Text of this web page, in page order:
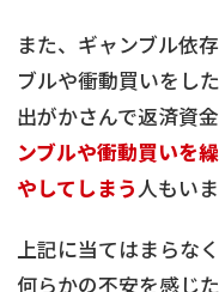
また、ギャンブル依
ブルや衝動買いをし
出がかさんで返済資
ンブルや衝動買いを
やしてしまう人もいま
上記に当てはまらな
何らかの不安を感じ